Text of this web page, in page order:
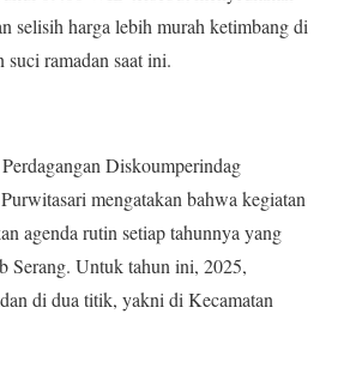
selisih harga lebih murah ketimbang di
suci ramadan saat ini.
Diskoumperindag
mengatakan bahwa kegiatan
agenda rutin setiap tahunnya yang
Serang. Untuk tahun ini, 2025,
di dua titik, yakni di Kecamatan